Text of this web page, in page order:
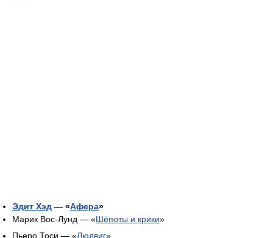
Эдит Хэд — «Афера»
Марик Вос-Лунд — «Шёпоты и крики»
Пьеро Тоси — «Людвиг»